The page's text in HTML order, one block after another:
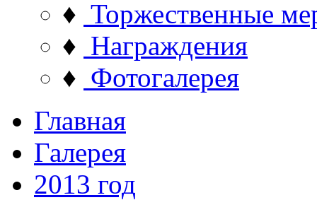
♦ Торжественные
♦ Награждения
♦ Фотогалерея
Главная
Галерея
2013 год